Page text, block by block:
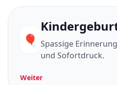
🎈 Spassige
und Sofortdruck.
Weiter